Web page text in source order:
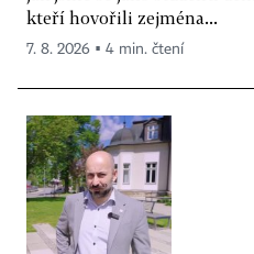
kteří hovořili zejména...
7. 8. 2026 ▪ 4 min. čtení